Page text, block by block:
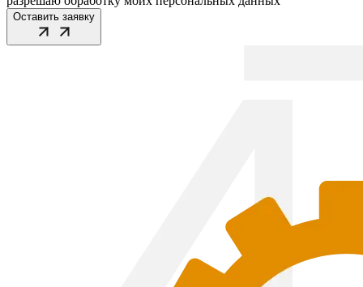
Оставить заявку